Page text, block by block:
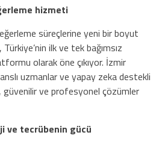
hizmeti
süreçlerine yeni bir boyut
ilk ve tek bağımsız
olarak öne çıkıyor. İzmir
uzmanlar ve yapay zeka destekli
güvenilir ve profesyonel çözümler
ve tecrübenin gücü